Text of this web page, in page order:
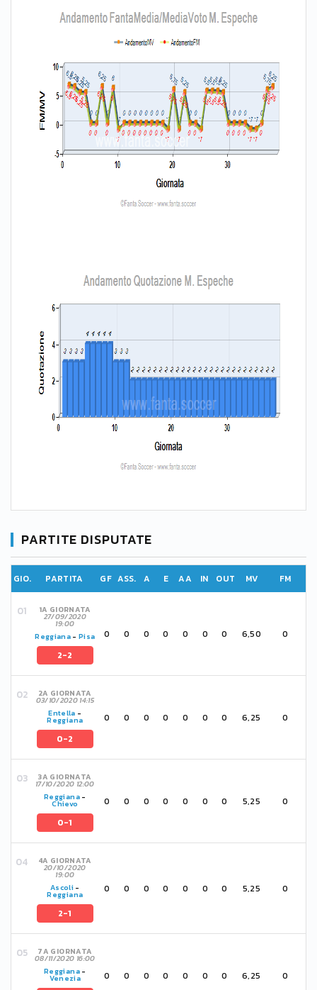
PARTITE DISPUTATE
GIO. PARTITA GF ASS. A E AA IN OUT MV FM
1A GIORNATA
27/09/2020
19:00
Reggiana -Pisa
2-2
0 0 0 0 0 0 0 6,50 0
2A GIORNATA
03/10/2020 14:15
Entella -
Reggiana
0-2
0 0 0 0 0 0 0 6,25 0
3A GIORNATA
17/10/2020 12:00
Reggiana-
Chievo
0-1
0 0 0 0 0 0 0 5,25 0
4A GIORNATA
20/10/2020
19:00
Ascoli -
Reggiana
2-1
0 0 0 0 0 0 0 5,25 0
7A GIORNATA
08/11/2020 16:00
Reggiana-
Venezia 0 0 0 0 0 0 0 6,25 0